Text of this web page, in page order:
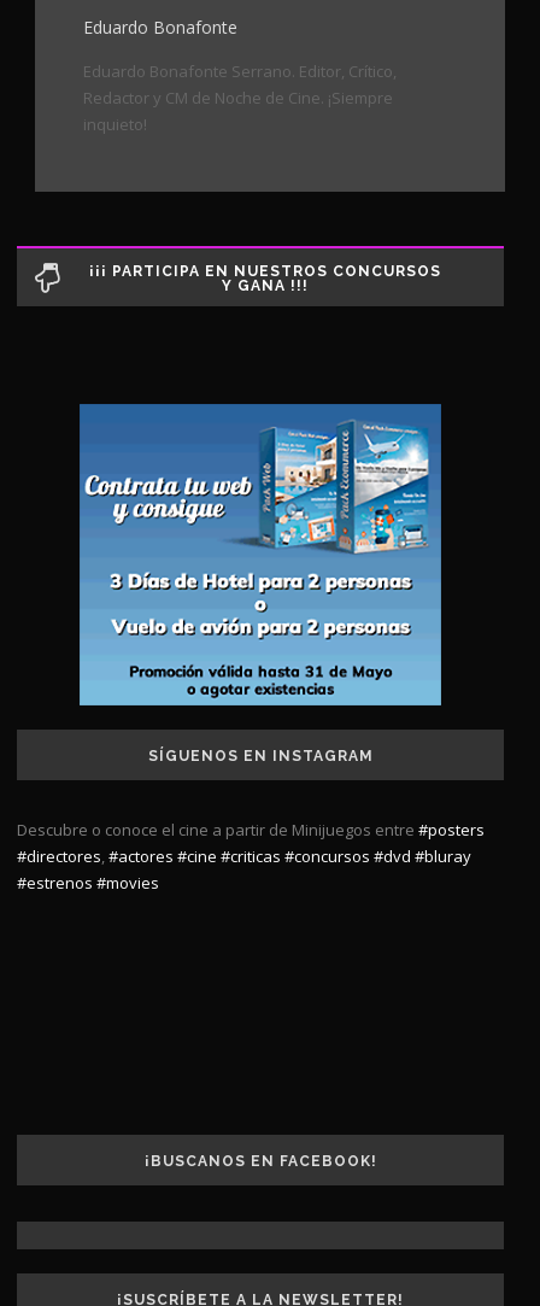
Eduardo Bonafonte
Eduardo Bonafonte Serrano. Editor, Crítico,
Redactor y CM de Noche de Cine. ¡Siempre
inquieto!
¡¡¡ PARTICIPA EN NUESTROS CONCURSOS
Y GANA !!!
SÍGUENOS EN INSTAGRAM
Descubre o conoce el cine a partir de Minijuegos entre #posters
#directores,#actores #cine #criticas #concursos #dvd #bluray
#estrenos #movies
¡BUSCANOS EN FACEBOOK!
¡SUSCRÍBETE A LA NEWSLETTER!